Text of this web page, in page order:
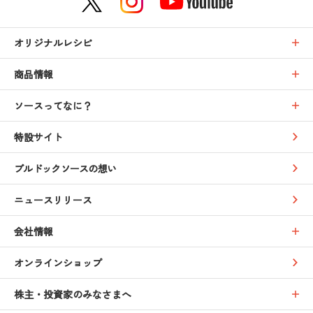
オリジナルレシピ
商品情報
ソースってなに？
特設サイト
ブルドックソースの想い
ニュースリリース
会社情報
オンラインショップ
株主・投資家のみなさまへ